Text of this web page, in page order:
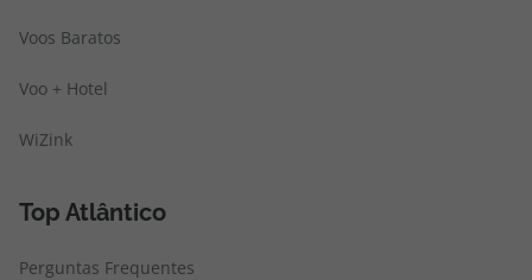
Voos Baratos
Voo + Hotel
WiZink
Top Atlântico
Perguntas Frequentes